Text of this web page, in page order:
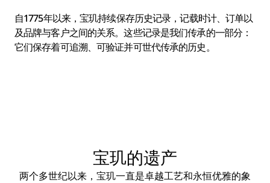
自1775年以来，宝玑持续保存历史记录，记载时计、订单以
及品牌与客户之间的关系。这些记录是我们传承的一部分：
它们保存着可追溯、可验证并可世代传承的历史。
宝玑的遗产
两个多世纪以来，宝玑一直是卓越工艺和永恒优雅的象